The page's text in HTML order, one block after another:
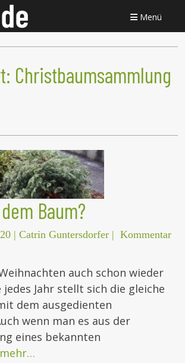
Menü
Christbaumsammlung
Baum?
| Catrin Guntersdorfer | Kommentar
auch schon wieder
Jahr stellt sich die gleiche
dem ausgedienten
wenn man es aus der
eines bekannten
mehr…